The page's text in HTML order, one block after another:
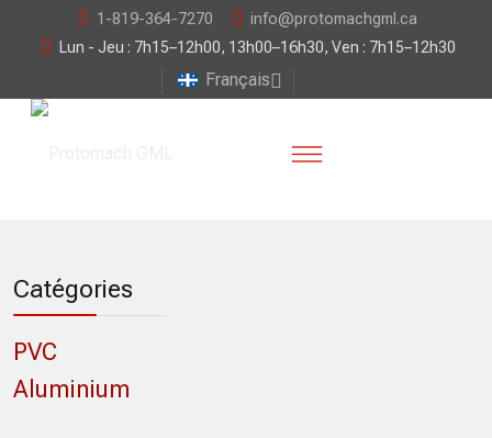
1-819-364-7270
info@protomachgml.ca
Lun - Jeu : 7h15–12h00, 13h00–16h30, Ven : 7h15–12h30
Français
Catégories
PVC
Aluminium